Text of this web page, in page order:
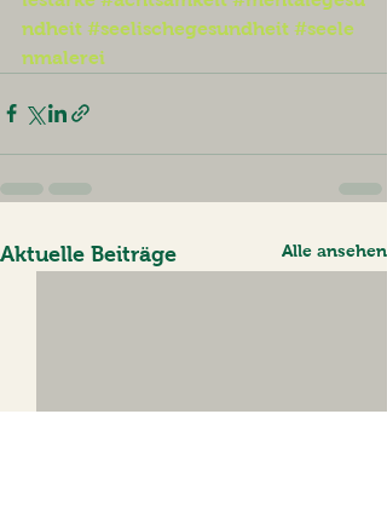
ndheit #seelischegesundheit #seele
nmalerei
Aktuelle Beiträge Alle ansehen